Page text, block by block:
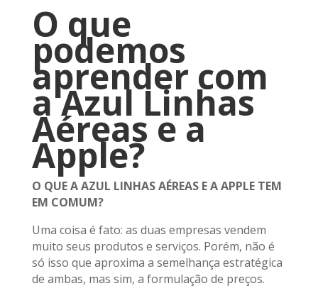
O que
podemos
aprender com
a Azul Linhas
Aéreas e a
Apple?
O QUE A AZUL LINHAS AÉREAS E A APPLE TEM
EM COMUM?
Uma coisa é fato: as duas empresas vendem
muito seus produtos e serviços. Porém, não é
só isso que aproxima a semelhança estratégica
de ambas, mas sim, a formulação de preços.